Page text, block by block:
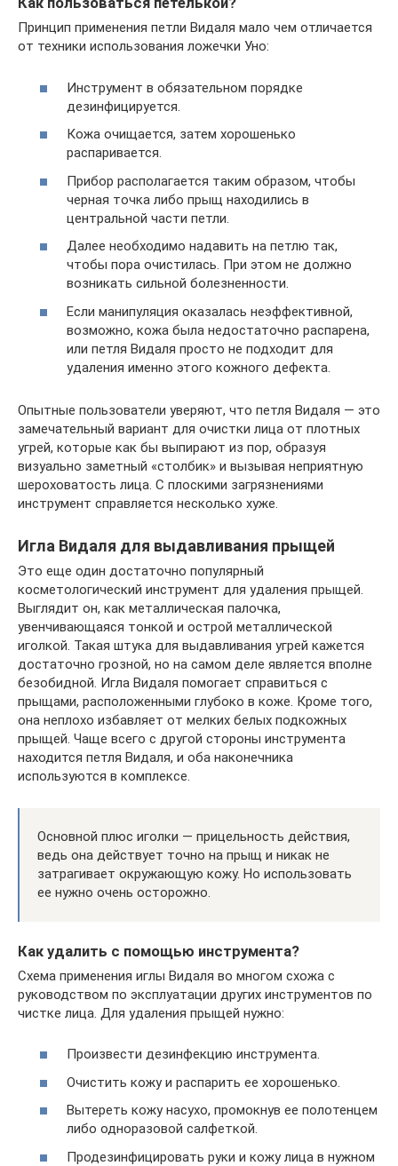
Принцип применения петли Видаля мало чем отличается
от техники использования ложечки Уно:
Инструмент в обязательном порядке
дезинфицируется.
Кожа очищается, затем хорошенько
распаривается.
Прибор располагается таким образом, чтобы
черная точка либо прыщ находились в
центральной части петли.
Далее необходимо надавить на петлю так,
чтобы пора очистилась. При этом не должно
возникать сильной болезненности.
Если манипуляция оказалась неэффективной,
возможно, кожа была недостаточно распарена,
или петля Видаля просто не подходит для
удаления именно этого кожного дефекта.
Опытные пользователи уверяют, что петля Видаля — это
замечательный вариант для очистки лица от плотных
угрей, которые как бы выпирают из пор, образуя
визуально заметный «столбик» и вызывая неприятную
шероховатость лица. С плоскими загрязнениями
инструмент справляется несколько хуже.
Игла Видаля для выдавливания прыщей
Это еще один достаточно популярный
косметологический инструмент для удаления прыщей.
Выглядит он, как металлическая палочка,
увенчивающаяся тонкой и острой металлической
иголкой. Такая штука для выдавливания угрей кажется
достаточно грозной, но на самом деле является вполне
безобидной. Игла Видаля помогает справиться с
прыщами, расположенными глубоко в коже. Кроме того,
она неплохо избавляет от мелких белых подкожных
прыщей. Чаще всего с другой стороны инструмента
находится петля Видаля, и оба наконечника
используются в комплексе.
Основной плюс иголки — прицельность действия,
ведь она действует точно на прыщ и никак не
затрагивает окружающую кожу. Но использовать
ее нужно очень осторожно.
Как удалить с помощью инструмента?
Схема применения иглы Видаля во многом схожа с
руководством по эксплуатации других инструментов по
чистке лица. Для удаления прыщей нужно:
Произвести дезинфекцию инструмента.
Очистить кожу и распарить ее хорошенько.
Вытереть кожу насухо, промокнув ее полотенцем
либо одноразовой салфеткой.
Продезинфицировать руки и кожу лица в нужном